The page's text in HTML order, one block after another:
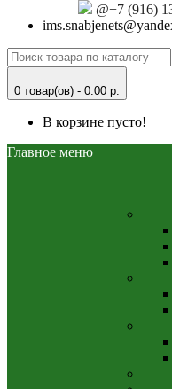
@+7 (916)
0 товар(ов) - 0.00 р.
В корзине пусто!
Главное меню